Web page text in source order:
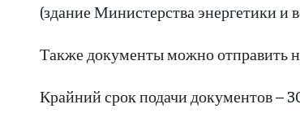
(здание Министерства энергетики
Также документы можно отправить
Крайний срок подачи документов –